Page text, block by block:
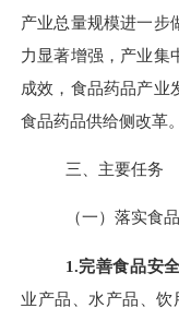
产业总量规模进一步
力显著增强，产业集
成效，食品药品产业
食品药品供给侧改革。
三、主要任务
（一）落实食
1.完善食品安
业产品、水产品、饮